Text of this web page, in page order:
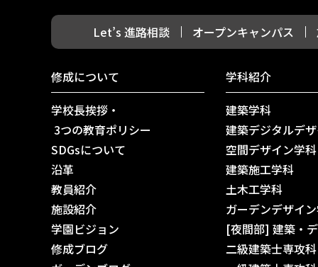
Let’s 進路相談 オープンキャンパス
修成について
学校長挨拶・
3つの教育ポリシー
SDGsについて
沿革
教員紹介
施設紹介
学園ビジョン
修成ブログ
学科紹介
建築学科
建築デジタルデ
空間デザイン学科
建築施工学科
土木工学科
ガーデンデザイ
[夜間部] 建築・
二級建築士専攻科